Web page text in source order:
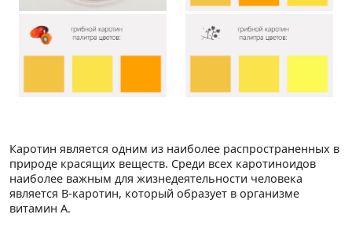
Каротин является одним из наиболее распространенных в
природе красящих веществ. Среди всех каротиноидов
наиболее важным для жизнедеятельности человека
является B-каротин, который образует в организме
витамин А.